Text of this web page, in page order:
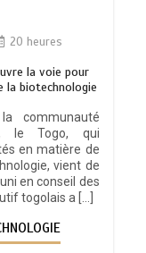
20 heures
la voie pour
la biotechnologie
communauté
le Togo, qui
en matière de
vient de
en conseil des
togolais a […]